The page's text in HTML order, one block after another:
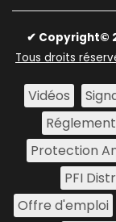
✔ Copyright©
Tous droits
Vidéos
Protection
PFI
Offre d'emploi